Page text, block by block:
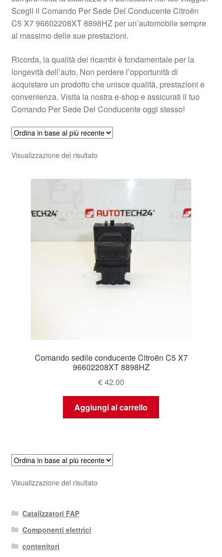
Scegli il Comando Per Sede Del Conducente Citroën
C5 X7 96602208XT 8898HZ per un’automobile sempre
al massimo delle sue prestazioni.
Ricorda, la qualità dei ricambi è fondamentale per la
longevità dell’auto. Non perdere l’opportunità di
acquistare un prodotto che unisce qualità, prestazioni e
convenienza. Visita la nostra e-shop e assicurati il tuo
Comando Per Sede Del Conducente oggi stesso!
Visualizzazione del risultato
Comando sedile conducente Citroën C5 X7
96602208XT 8898HZ
€42.00
Aggiungi al carrello
Visualizzazione del risultato
Catalizzatori FAP
Componenti elettrici
contenitori